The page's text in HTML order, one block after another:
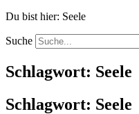
Du bist hier: Seele
Suche
Schlagwort: Seele
Schlagwort: Seele